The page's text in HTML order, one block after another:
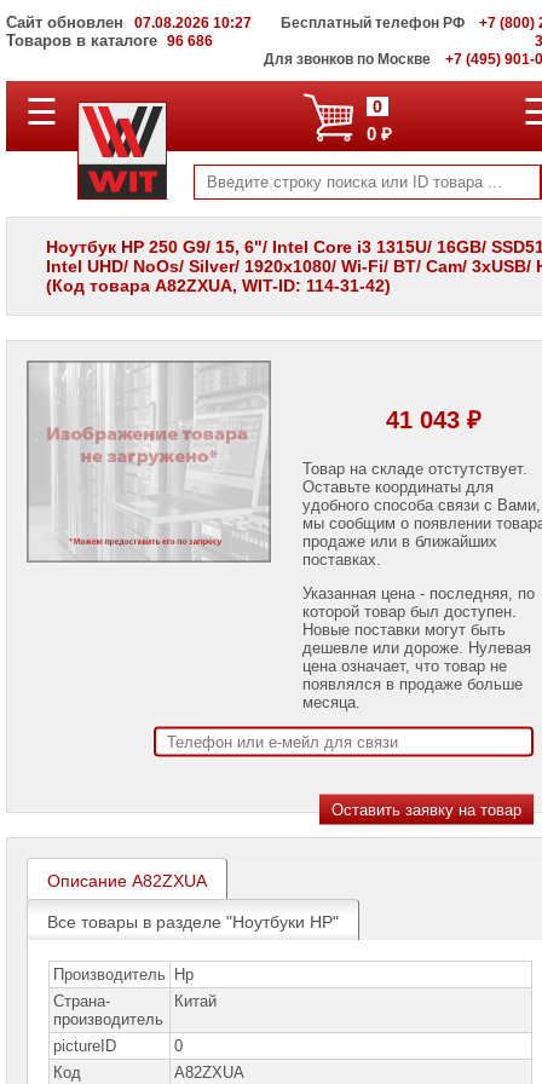
Сайт обновлен 07.08.2026 10:27
Товаров в каталоге 96 686
Бесплатный телефон РФ
+7 (800)
Для звонков по Москве
+7 (495) 901-
ПОЛНЫЙ
КАТАЛОГ
Корпоративные
серверы
WIT
Системы
хранения
данных
Мониторы
LCD
панели
проекторов
Hiper
Ноутбуки
MSI
Ноутбуки
Ноутбуки
Asus
Ноутбуки
Dell
☰ 0
0 ₽
Ноутбук HP 250 G9/ 15, 6"/ Intel Core i3 1315U/ 16GB/
Intel UHD/ NoOs/ Silver/ 1920х1080/ Wi-Fi/ BT/ Cam/ 3xUSB/
(Код товара A82ZXUA, WIT-ID: 114-31-42)
41 043 ₽
Товар на складе отстутствует.
Оставьте координаты для
удобного способа связи с Вами,
мы сообщим о появлении
продаже или в ближайших
поставках.
Указанная цена - последняя, по
которой товар был доступен.
Новые поставки могут быть
дешевле или дороже. Нулевая
цена означает, что товар не
появлялся в продаже больше
месяца.
Описание A82ZXUA
Все товары в разделе "Ноутбуки HP"
Производитель
Hp
Страна-
производитель
Китай
pictureID
0
Код
A82ZXUA